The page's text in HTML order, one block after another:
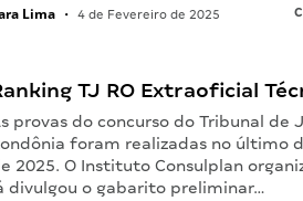
Lima • 4 de Fevereiro de 2025
TJ RO Extraoficial
provas do concurso do Tribunal de
foram realizadas no último
2025. O Instituto Consulplan
divulgou o gabarito preliminar…